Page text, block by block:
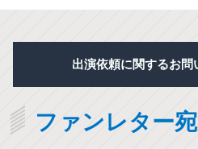
出演依頼に関するお
ファンレター宛